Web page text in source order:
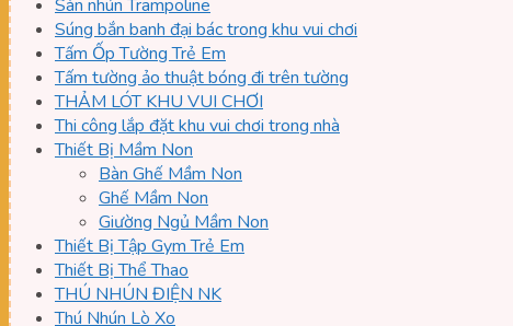
Sàn nhún Trampoline
Súng bắn banh đại bác trong khu vui chơi
Tấm Ốp Tường Trẻ Em
Tấm tường ảo thuật bóng đi trên tường
THẢM LÓT KHU VUI CHƠI
Thi công lắp đặt khu vui chơi trong nhà
Thiết Bị Mầm Non
Bàn Ghế Mầm Non
Ghế Mầm Non
Giường Ngủ Mầm Non
Thiết Bị Tập Gym Trẻ Em
Thiết Bị Thể Thao
THÚ NHÚN ĐIỆN NK
Thú Nhún Lò Xo